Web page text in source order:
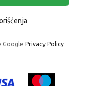
Google Privacy Policy